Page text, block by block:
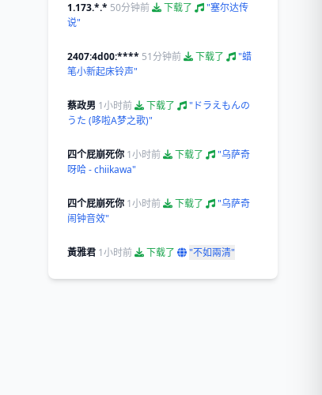
1.173.*.* 50分钟前 下载了
"塞尔达传
说"
2407:4d00:**** 51分钟前 下载了
"蜡
笔小新起床铃声"
蔡政男 1小时前 下载了
"ドラえもんの
うた (哆啦A梦之歌)"
四个屁崩死你 1小时前 下载了
"乌萨奇
呀哈 - chiikawa"
四个屁崩死你 1小时前 下载了
"乌萨奇
闹钟音效"
黃雅君 1小时前 下载了 "不如兩清"